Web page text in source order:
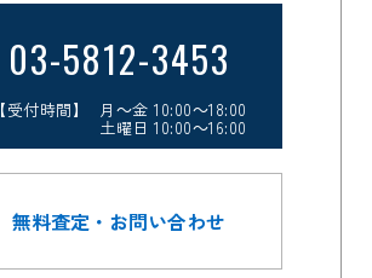
03-5812-3453
【受付時間】 月～金 10:00～18:00
土曜日 10:00～16:00
無料査定・お問い合わせ